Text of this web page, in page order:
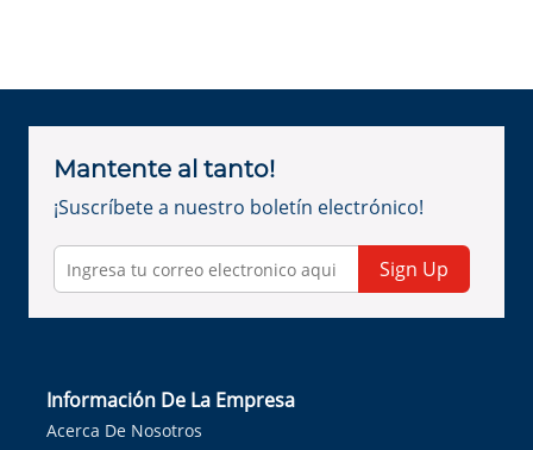
Mantente al tanto!
¡Suscríbete a nuestro boletín electrónico!
Sign Up
Información De La Empresa
Acerca De Nosotros